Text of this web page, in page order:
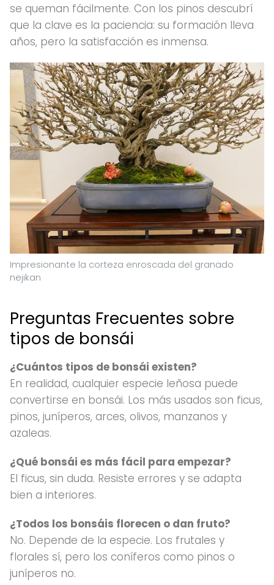
se queman fácilmente. Con los pinos descubrí
que la clave es la paciencia: su formación lleva
años, pero la satisfacción es inmensa.
Impresionante la corteza enroscada del granado
nejikan
Preguntas Frecuentes sobre
tipos de bonsái
¿Cuántos tipos de bonsái existen?
En realidad, cualquier especie leñosa puede
convertirse en bonsái. Los más usados son ficus,
pinos, juníperos, arces, olivos, manzanos y
azaleas.
¿Qué bonsái es más fácil para empezar?
El ficus, sin duda. Resiste errores y se adapta
bien a interiores.
¿Todos los bonsáis florecen o dan fruto?
No. Depende de la especie. Los frutales y
florales sí, pero los coníferos como pinos o
juníperos no.